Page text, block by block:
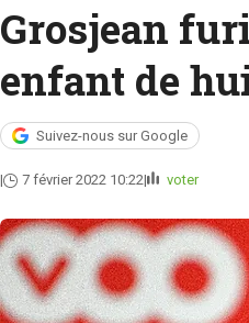
Grosjean
enfant de
Suivez-nous sur Google
7 février 2022 10:22 voter